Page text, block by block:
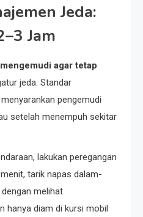
Jeda:
Jam
agar tetap
jeda. Standar
pengemudi
setelah menempuh sekitar
lakukan peregangan
tarik napas dalam-
melihat
hanya diam di kursi mobil